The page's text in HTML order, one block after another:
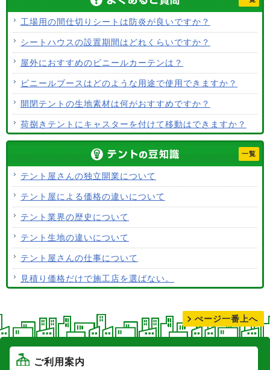
工場用の間仕切りシートは防炎が良いですか？
シートハウスの設置期間はどれくらいですか？
屋外におすすめのビニールカーテンは？
ビニールブースはどのような用途で使用できますか？
開閉テントの生地素材は何がおすすめですか？
荷捌きテントにキャスターを付けて移動はできますか？
使用するテント生地の違いは？
ALCなどにオーニングは設置できますか？
テント生地はクリーニングできますか？
一覧
テント屋さんの独立開業について
テント屋による価格の違いについて
テント業界の歴史について
テント生地の違いについて
テント屋さんの仕事について
見積り価格だけで施工店を選ばない。
ぺージ一番上へ
ご利用案内